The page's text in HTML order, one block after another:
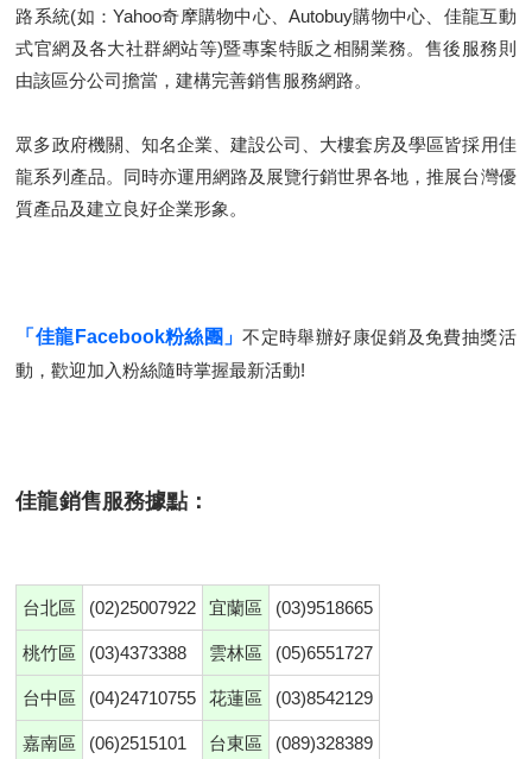
路系統(如：Yahoo奇摩購物中心、Autobuy購物中心、佳龍互動
式官網及各大社群網站等)暨專案特販之相關業務。售後服務則
由該區分公司擔當，建構完善銷售服務網路。
眾多政府機關、知名企業、建設公司、大樓套房及學區皆採用佳
龍系列產品。同時亦運用網路及展覽行銷世界各地，推展台灣優
質產品及建立良好企業形象。
「佳龍Facebook粉絲團」不定時舉辦好康促銷及免費抽獎活
動，歡迎加入粉絲隨時掌握最新活動!
佳龍銷售服務據點：
台北區 (02)25007922 宜蘭區 (03)9518665
桃竹區 (03)4373388 雲林區 (05)6551727
台中區 (04)24710755 花蓮區 (03)8542129
嘉南區 (06)2515101 台東區 (089)328389